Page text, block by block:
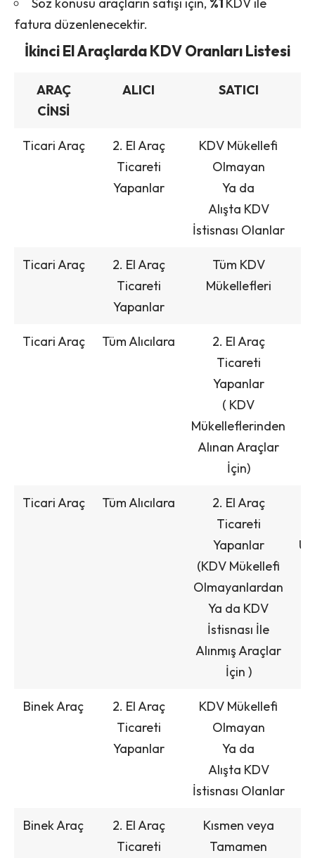
Söz konusu araçların satışı için, %1 KDV ile
fatura düzenlenecektir.
İkinci El Araçlarda KDV Oranları Listesi
ARAÇ
CİNSİ
ALICI SATICI
Ticari Araç
2. El Araç
Ticareti
Yapanlar
KDV Mükellefi
Olmayan
Ya da
Alışta KDV
İstisnası Olanlar
Ticari Araç
2. El Araç
Ticareti
Yapanlar
Tüm KDV
Mükellefleri
Ticari Araç Tüm Alıcılara
2. El Araç
Ticareti
Yapanlar
( KDV
Mükelleflerinden
Alınan Araçlar
İçin)
Ticari Araç Tüm Alıcılara
2. El Araç
Ticareti
Yapanlar
(KDV Mükellefi
Olmayanlardan
Ya da KDV
İstisnası İle
Alınmış Araçlar
İçin )
Binek Araç
2. El Araç
Ticareti
Yapanlar
KDV Mükellefi
Olmayan
Ya da
Alışta KDV
İstisnası Olanlar
Binek Araç
2. El Araç
Ticareti
Kısmen veya
Tamamen